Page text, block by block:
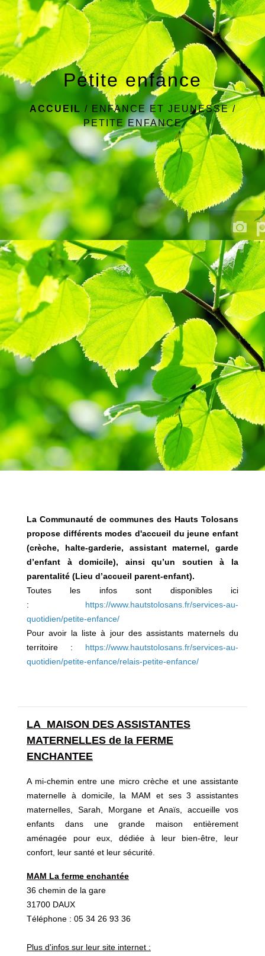
Petite enfance
ACCUEIL / ENFANCE ET JEUNESSE/
PETITE ENFANCE
La Communauté de communes des Hauts Tolosans
propose différents modes d'accueil du jeune enfant
(crèche, halte-garderie, assistant maternel, garde
d’enfant à domicile), ainsi qu’un soutien à la
parentalité (Lieu d’accueil parent-enfant).
Toutes les infos sont disponibles ici
: https://www.hautstolosans.fr/services-au-
quotidien/petite-enfance/
Pour avoir la liste à jour des assistants maternels du
territoire : https://www.hautstolosans.fr/services-au-
quotidien/petite-enfance/relais-petite-enfance/
LA MAISON DES ASSISTANTES
MATERNELLES de la FERME
ENCHANTEE
A mi-chemin entre une micro crèche et une assistante
maternelle à domicile, la MAM et ses 3 assistantes
maternelles, Sarah, Morgane et Anaïs, accueille vos
enfants dans une grande maison entièrement
aménagée pour eux, dédiée à leur bien-être, leur
confort, leur santé et leur sécurité.
MAM La ferme enchantée
36 chemin de la gare
31700 DAUX
Téléphone : 05 34 26 93 36
Plus d'infos sur leur site internet :